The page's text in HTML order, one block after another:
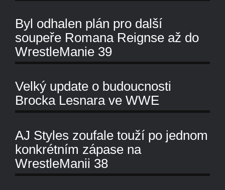
Byl odhalen plán pro další
soupeře Romana Reignse až do
WrestleManie 39
Velký update o budoucnosti
Brocka Lesnara ve WWE
AJ Styles zoufale touží po jednom
konkrétním zápase na
WrestleManii 38